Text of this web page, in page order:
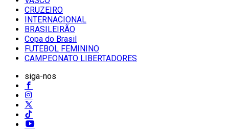
CRUZEIRO
INTERNACIONAL
BRASILEIRÃO
Copa do Brasil
FUTEBOL FEMININO
CAMPEONATO LIBERTADORES
siga-nos